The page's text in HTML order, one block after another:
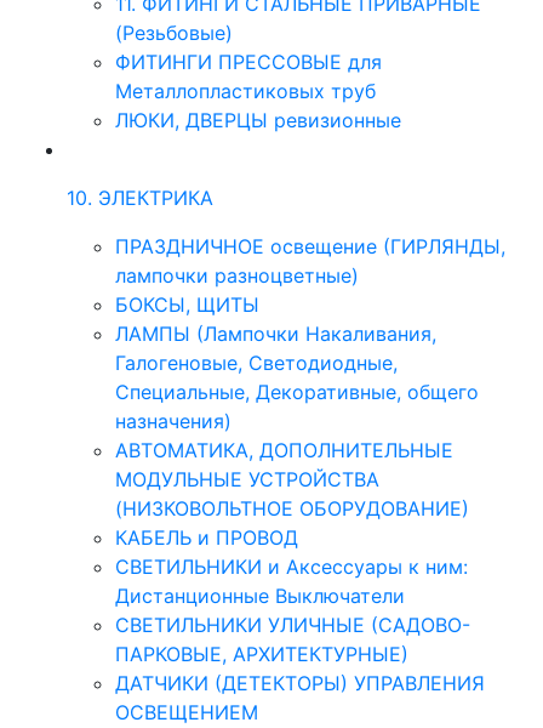
(Резьбовые)
ФИТИНГИ ПРЕССОВЫЕ для
Металлопластиковых труб
ЛЮКИ, ДВЕРЦЫ ревизионные
10. ЭЛЕКТРИКА
ПРАЗДНИЧНОЕ освещение (ГИРЛЯНДЫ,
лампочки разноцветные)
БОКСЫ, ЩИТЫ
ЛАМПЫ (Лампочки Накаливания,
Галогеновые, Светодиодные,
Специальные, Декоративные, общего
назначения)
АВТОМАТИКА, ДОПОЛНИТЕЛЬНЫЕ
МОДУЛЬНЫЕ УСТРОЙСТВА
(НИЗКОВОЛЬТНОЕ ОБОРУДОВАНИЕ)
КАБЕЛЬ и ПРОВОД
СВЕТИЛЬНИКИ и Аксессуары к ним:
Дистанционные Выключатели
СВЕТИЛЬНИКИ УЛИЧНЫЕ (САДОВО-
ПАРКОВЫЕ, АРХИТЕКТУРНЫЕ)
ДАТЧИКИ (ДЕТЕКТОРЫ) УПРАВЛЕНИЯ
ОСВЕЩЕНИЕМ